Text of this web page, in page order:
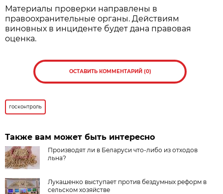
Материалы проверки направлены в
правоохранительные органы. Действиям
виновных в инциденте будет дана правовая
оценка.
ОСТАВИТЬ КОММЕНТАРИЙ (0)
госконтроль
Также вам может быть интересно
Производят ли в Беларуси что-либо из отходов
льна?
Лукашенко выступает против бездумных реформ в
сельском хозяйстве